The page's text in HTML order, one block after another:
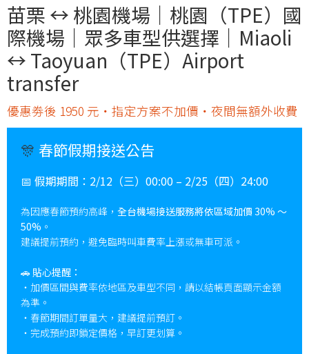
苗栗 ↔︎ 桃園機場｜桃園（TPE）國
際機場｜眾多車型供選擇｜Miaoli
↔︎ Taoyuan（TPE）Airport
transfer
優惠劵後 1950 元・指定方案不加價・夜間無額外收費
🎊 春節假期接送公告
📅 假期期間： 2/12（三）00:00 – 2/25（四）24:00
為因應春節預約高峰， 全台機場接送服務將依區域加價 30% ～
50% 。
建議提前預約，避免臨時叫車費率上漲或無車可派。
🚗 貼心提醒：
・加價區間與費率依地區及車型不同，請以結帳頁面顯示金額
為準。
・春節期間訂單量大，建議提前預訂。
・完成預約即鎖定價格，早訂更划算。